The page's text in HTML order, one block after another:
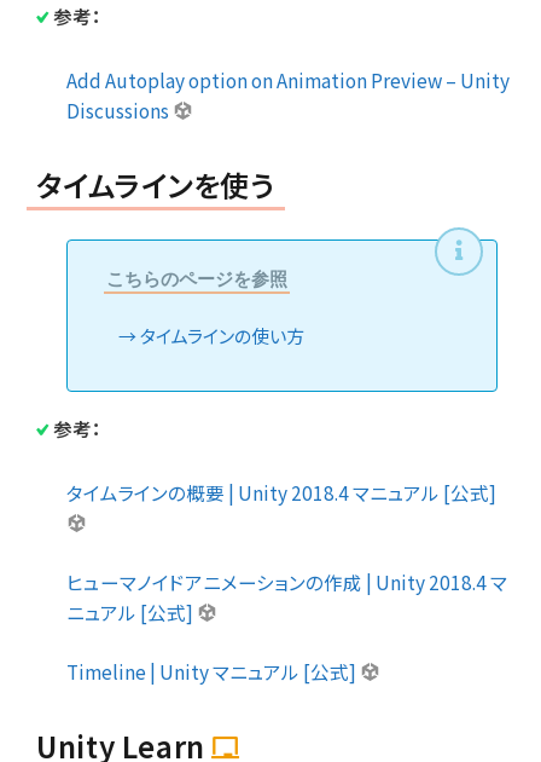
参考：
Add Autoplay option on Animation Preview – Unity
Discussions
タイムラインを使う
こちらのページを参照
タイムラインの使い方
参考：
タイムラインの概要 | Unity 2018.4 マニュアル [公式]
ヒューマノイドアニメーションの作成 | Unity 2018.4 マ
ニュアル [公式]
Timeline | Unity マニュアル [公式]
Unity Learn